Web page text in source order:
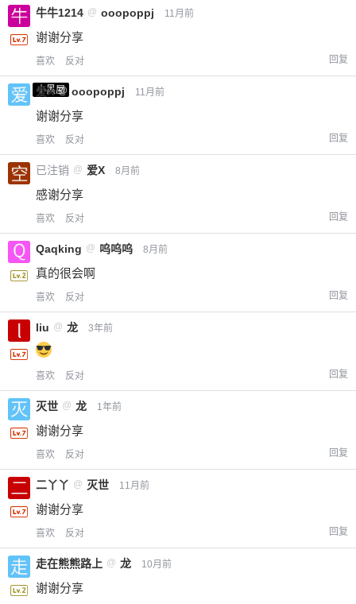
牛牛1214 @ ooopoppj 11月前
谢谢分享
喜欢 反对 回复
小黑屋
爱X @ ooopoppj 11月前
谢谢分享
喜欢 反对 回复
已注销 @ 爱X 8月前
感谢分享
喜欢 反对 回复
Qaqking @ 呜呜呜 8月前
真的很会啊
喜欢 反对 回复
liu @ 龙 3年前
喜欢 反对 回复
灭世 @ 龙 1年前
谢谢分享
喜欢 反对 回复
二丫丫 @ 灭世 11月前
谢谢分享
喜欢 反对 回复
走在熊熊路上 @ 龙 10月前
谢谢分享